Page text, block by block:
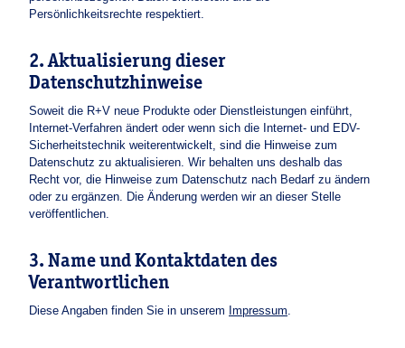
Persönlichkeitsrechte respektiert.
2. Aktualisierung dieser
Datenschutzhinweise
Soweit die R+V neue Produkte oder Dienstleistungen einführt,
Internet-Verfahren ändert oder wenn sich die Internet- und EDV-
Sicherheitstechnik weiterentwickelt, sind die Hinweise zum
Datenschutz zu aktualisieren. Wir behalten uns deshalb das
Recht vor, die Hinweise zum Datenschutz nach Bedarf zu ändern
oder zu ergänzen. Die Änderung werden wir an dieser Stelle
veröffentlichen.
3. Name und Kontaktdaten des
Verantwortlichen
Diese Angaben finden Sie in unserem Impressum.